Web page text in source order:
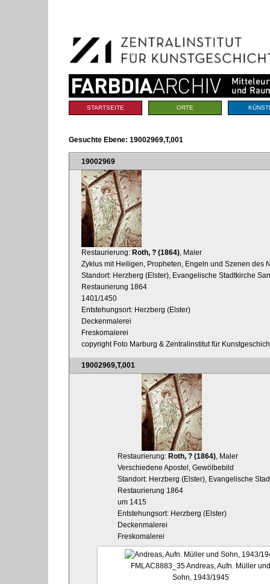
Navigation
Sektionen
STARTSEITE ORTE
Gesuchte Ebene: 19002969,T,001
19002969
Restaurierung: Roth, ? (1864) , Maler
Zyklus mit Heiligen, Propheten, Engeln und Szenen des
Standort: Herzberg (Elster), Evangelische Stadtkirche
Restaurierung 1864
1401/1450
Entstehungsort: Herzberg (Elster)
Deckenmalerei
Freskomalerei
copyright Foto Marburg & Zentralinstitut für
19002969,T,001
Restaurierung: Roth, ? (1864), Maler
Verschiedene Apostel, Gewölbebild
Standort: Herzberg (Elster), Evangelische
Restaurierung 1864
um 1415
Entstehungsort: Herzberg (Elster)
Deckenmalerei
Freskomalerei
FMLAC8883_35Andreas, Aufn. Müller und
Sohn, 1943/1945